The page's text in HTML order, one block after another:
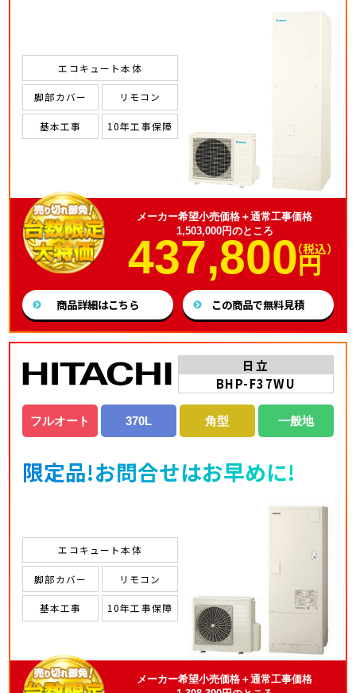
エコキュート本体
脚部カバー リモコン
基本工事 10年工事保障
メーカー希望小売価格＋通常工事価格
1,503,000円のところ
437,800円
（税込）
商品詳細はこちら この商品で無料見積
日立
BHP-F37WU
フルオート 370L 角型 一般地
限定品!お問合せはお早めに!
エコキュート本体
脚部カバー リモコン
基本工事 10年工事保障
メーカー希望小売価格＋通常工事価格